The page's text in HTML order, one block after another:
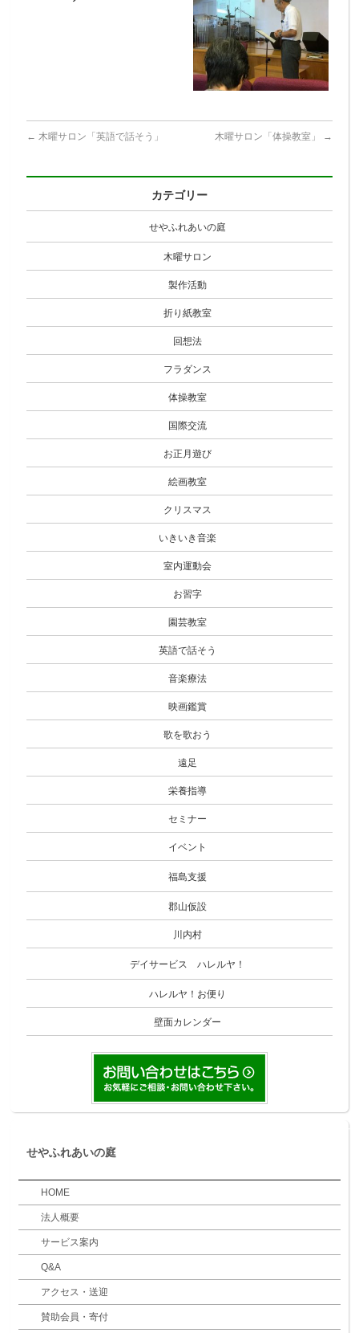
← 木曜サロン「英語で話そう」 木曜サロン「体操教室」 →
カテゴリー
せやふれあいの庭
木曜サロン
製作活動
折り紙教室
回想法
フラダンス
体操教室
国際交流
お正月遊び
絵画教室
クリスマス
いきいき音楽
室内運動会
お習字
園芸教室
英語で話そう
音楽療法
映画鑑賞
歌を歌おう
遠足
栄養指導
セミナー
イベント
福島支援
郡山仮設
川内村
デイサービス ハレルヤ！
ハレルヤ！お便り
壁面カレンダー
せやふれあいの庭
HOME
法人概要
サービス案内
Q&A
アクセス・送迎
賛助会員・寄付